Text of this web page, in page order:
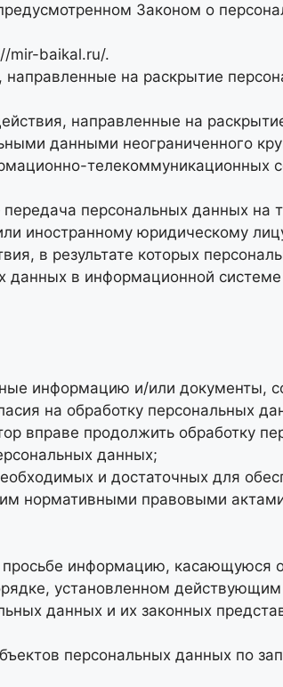
Законом о
mir-baikal.ru/.
на раскрытие
направленные на
данными неограниченного
телекоммуникационных
персональных данных на
иностранному юридическому
в результате которых
данных в информационной
информацию и/или документы,
на обработку персональных
вправе продолжить обработку
данных;
и достаточных для
нормативными правовыми
информацию, касающуюся
установленном
данных и их законных
персональных данных по